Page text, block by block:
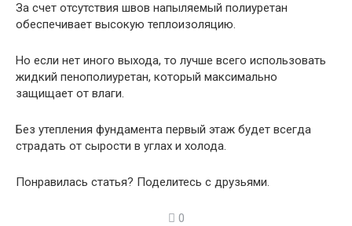
За счет отсутствия швов напыляемый полиуретан
обеспечивает высокую теплоизоляцию.
Но если нет иного выхода, то лучше всего использовать
жидкий пенополиуретан, который максимально
защищает от влаги.
Без утепления фундамента первый этаж будет всегда
страдать от сырости в углах и холода.
Понравилась статья? Поделитесь с друзьями.
0